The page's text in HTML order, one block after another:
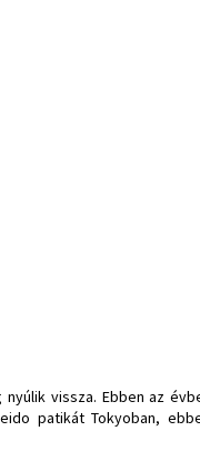
vissza. Ebben az
patikát Tokyoban,